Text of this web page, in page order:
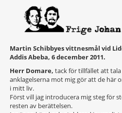
Martin Schibbyes vittnesmål vid
Addis Abeba, 6 december 2011.
Herr Domare, tack för tillfället att
anklagelserna mot mig gör att de här
i mitt liv.
Först vill jag introducera mig steg för
resten av berättelsen.